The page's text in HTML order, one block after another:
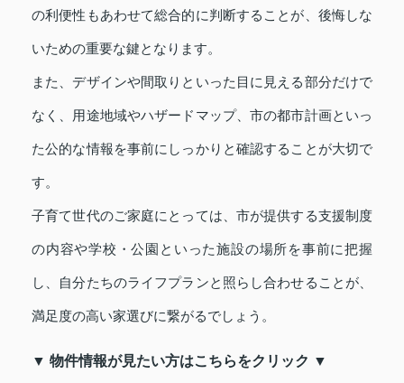
の利便性もあわせて総合的に判断することが、後悔しな
いための重要な鍵となります。
また、デザインや間取りといった目に見える部分だけで
なく、用途地域やハザードマップ、市の都市計画といっ
た公的な情報を事前にしっかりと確認することが大切で
す。
子育て世代のご家庭にとっては、市が提供する支援制度
の内容や学校・公園といった施設の場所を事前に把握
し、自分たちのライフプランと照らし合わせることが、
満足度の高い家選びに繋がるでしょう。
▼ 物件情報が見たい方はこちらをクリック ▼